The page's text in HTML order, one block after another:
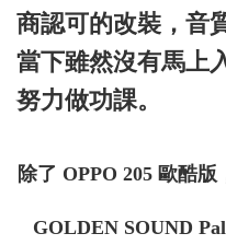
商認可的改裝，音
當下雖然沒有馬上
努力做功課。
除了 OPPO 205 歐酷
GOLDEN SOUND